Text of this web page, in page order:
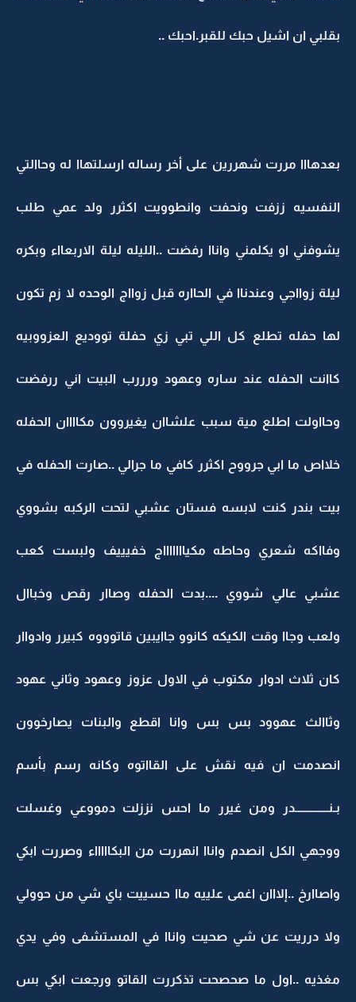
بقلبي ان اشيل حبك للقبر.احبك ..
بعدهااا مررت شهررين على أخر رساله ارسلتهاا له وحاالتي
النفسيه ززفت ونحفت وانطوويت اكثرر ولد عمي طلب
يشوفني او يكلمني واناا رفضت ..الليله ليلة الاربعااء وبكره
ليلة زوااجي وعندناا في الحااره قبل زوااج الوحده لا زم تكون
لها حفله تطلع كل اللي تبي زي حفلة تووديع العزووبيه
كاانت الحفله عند ساره وعهود ورررب البيت اني ررفضت
وحااولت اطلع مية سبب علشاان يغيروون مكاااان الحفله
خلااص ما ابي جرووح اكثرر كافي ما جرالي ..صارت الحفله في
بيت بندر كنت لابسه فستان عشبي لتحت الركبه بشووي
وفااكه شعري وحاطه مكياااااااج خفيييف ولبست كعب
عشبي عالي شووي ....بدت الحفله وصاار رقص وخباال
ولعب وجاا وقت الكيكه كانوو جاايبين قاتوووه كبيرر وادواار
كان ثلاث ادوار مكتوب في الاول عزوز وعهود وثاني عهود
وثاالث عهوود بس بس وانا اقطع والبنات يصارخوون
انصدمت ان فيه نقش على القااتوه وكانه رسم بأسم
بـنــــــــــــــدر ومن غيرر ما احس نززلت دمووعي وغسلت
ووجهي الكل انصدم واناا انهررت من البكاااااء وصررت ابكي
واصاارخ ..إلااان اغمى علييه ماا حسييت باي شي من حوولي
ولا درريت عن شي صحيت واناا في المستشفى وفي يدي
مغذيه ..اول ما صحصحت تذكررت القاتو ورجعت ابكي بس